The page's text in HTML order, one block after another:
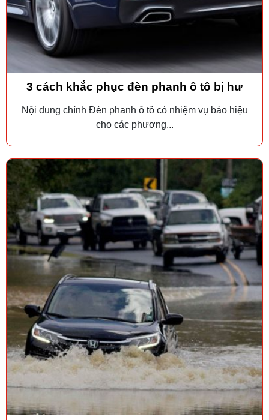
3 cách khắc phục đèn phanh ô tô bị hư
Nội dung chính Đèn phanh ô tô có nhiệm vụ báo hiệu
cho các phương...